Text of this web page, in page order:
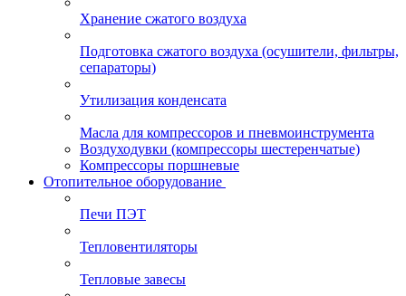
Хранение сжатого воздуха
Подготовка сжатого воздуха (осушители, фильтры,
сепараторы)
Утилизация конденсата
Масла для компрессоров и пневмоинструмента
Воздуходувки (компрессоры шестеренчатые)
Компрессоры поршневые
Отопительное оборудование
Печи ПЭТ
Тепловентиляторы
Тепловые завесы